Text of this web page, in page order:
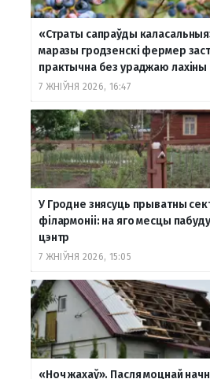
«Страты сапраўды
маразы гродзенскі фермер
практычна без ураджаю лахіны
7 ЖНІЎНЯ 2026, 16:47
У Гродне знясуць прыватны
філармоніі: на яго месцы
цэнтр
7 ЖНІЎНЯ 2026, 15:05
«Ноч жахаў». Пасля моцнай